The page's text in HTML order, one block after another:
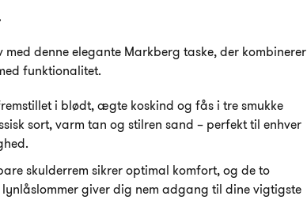
denne elegante Markberg taske, der kombinerer
funktionalitet.
i blødt, ægte koskind og fås i tre smukke
sort, varm tan og stilren sand – perfekt til enhver
skulderrem sikrer optimal komfort, og de to
lynlåslommer giver dig nem adgang til dine vigtigste